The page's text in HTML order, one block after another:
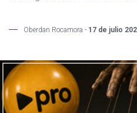
Oberdan Rocamora - 17 de julio